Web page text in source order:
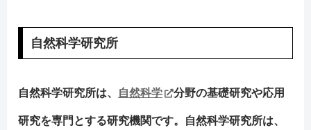
自然科学研究所
自然科学研究所は、 自然科学 分野の基礎研究や応用
研究を専門とする研究機関です。自然科学研究所は、